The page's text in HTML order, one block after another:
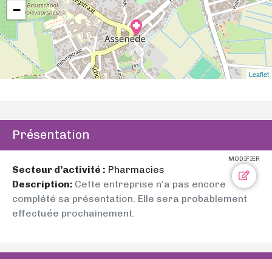
−
Leaflet
Présentation
MODIFIER
Secteur d’activité : Pharmacies
Description: Cette entreprise n’a pas encore
complété sa présentation. Elle sera probablement
effectuée prochainement.